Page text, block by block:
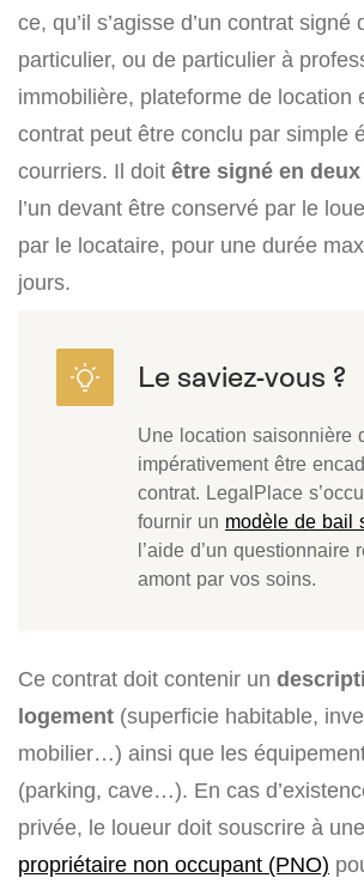
ce, qu’il s’agisse d’un contrat signé
particulier, ou de particulier à
immobilière, plateforme de
contrat peut être conclu par simple
courriers. Il doit être signé en
l’un devant être conservé par le
par le locataire, pour une durée
jours.
Une location saisonnière
impérativement être
contrat. LegalPlace
fournir un modèle de bail
l’aide d’un questionnaire
amont par vos soins.
Ce contrat doit contenir un
logement (superficie habitable,
mobilier…) ainsi que les
(parking, cave…). En cas
privée, le loueur doit souscrire à une
propriétaire non occupant (PNO)